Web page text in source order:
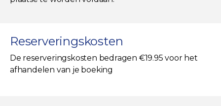
Reserveringskosten
De reserveringskosten bedragen €19.95 voor het
afhandelen van je boeking